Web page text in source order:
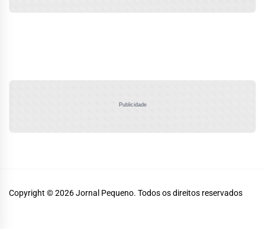
Publicidade
Copyright © 2026Jornal Pequeno. Todos os direitos reservados